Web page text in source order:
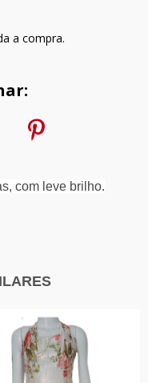
a compra.
com leve brilho.